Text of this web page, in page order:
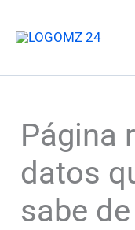
Página
datos
sabe